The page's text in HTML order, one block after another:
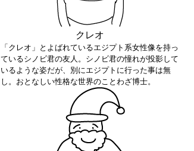
クレオ
「クレオ」とよばれているエジプト系女性像を持っ
ているシノビ君の友人。シノビ君の憧れが投影して
いるような姿だが、別にエジプトに行った事は無
し。おとなしい性格な世界のことわざ博士。